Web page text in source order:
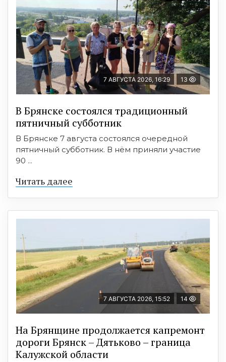
7 АВГУСТА 2026, 16:29 13
В Брянске состоялся традиционный
пятничный субботник
В Брянске 7 августа состоялся очередной
пятничный субботник. В нём приняли участие
90 ...
Читать далее
7 АВГУСТА 2026, 15:52 14
На Брянщине продолжается капремонт
дороги Брянск – Дятьково – граница
Калужской области